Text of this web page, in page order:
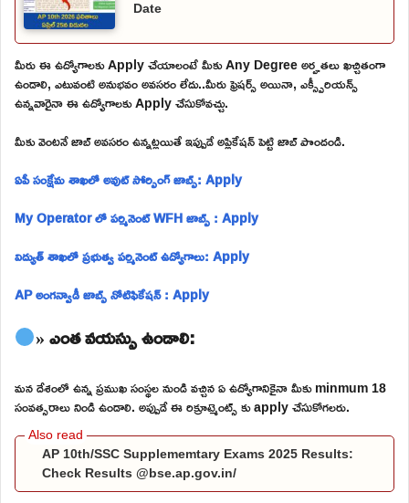
Date
మీరు ఈ ఉద్యోగాలకు Apply చేయాలంటే మీకు Any Degree అర్హతలు ఖచ్చితంగా
ఉండాలి, ఎటువంటి అనుభవం అవసరం లేదు..మీరు ఫ్రెషర్స్ అయినా, ఎక్స్పీరియన్స్
ఉన్నవారైనా ఈ ఉద్యోగాలకు Apply చేసుకోవచ్చు.
మీకు వెంటనే జాబ్ అవసరం ఉన్నట్లయితే ఇప్పుడే అప్లికేషన్ పెట్టి జాబ్ పొందండి.
ఏపీ సంక్షేమ శాఖలో అవుట్ సోర్సింగ్ జాబ్స్: Apply
My Operator లో పర్మినెంట్ WFH జాబ్స్ : Apply
విద్యుత్ శాఖలో ప్రభుత్వ పర్మినెంట్ ఉద్యోగాలు: Apply
AP అంగన్వాడీ జాబ్స్ నోటిఫికేషన్ : Apply
» ఎంత వయస్సు ఉండాలి:
మన దేశంలో ఉన్న ప్రముఖ సంస్థల నుండి వచ్చిన ఏ ఉద్యోగానికైనా మీకు minmum 18
సంవత్సరాలు నిండి ఉండాలి. అప్పుడే ఈ రిక్రూట్మెంట్స్ కు apply చేసుకోగలరు.
AP 10th/SSC Supplememtary Exams 2025 Results:
Check Results @bse.ap.gov.in/